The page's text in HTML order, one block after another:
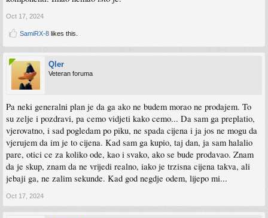
Oct 17, 2024
SamiRX-8 likes this.
Qler
Veteran foruma
Pa neki generalni plan je da ga ako ne budem morao ne prodajem. To
su zelje i pozdravi, pa cemo vidjeti kako cemo... Da sam ga preplatio,
vjerovatno, i sad pogledam po piku, ne spada cijena i ja jos ne mogu da
vjerujem da im je to cijena. Kad sam ga kupio, taj dan, ja sam halalio
pare, otici ce za koliko ode, kao i svako, ako se bude prodavao. Znam
da je skup, znam da ne vrijedi realno, iako je trzisna cijena takva, ali
jebaji ga, ne zalim sekunde. Kad god negdje odem, lijepo mi...
Oct 17, 2024